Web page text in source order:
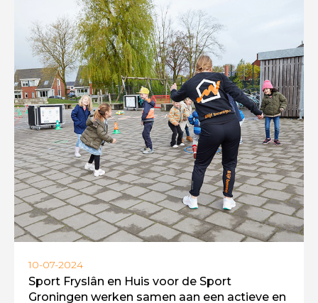
10-07-2024
Sport Fryslân en Huis voor de Sport
Groningen werken samen aan een actieve en